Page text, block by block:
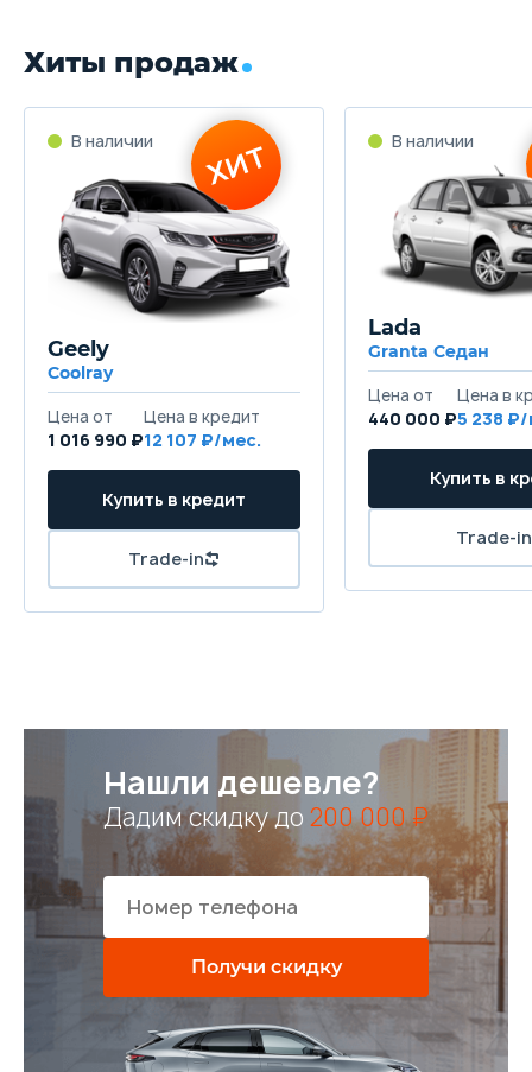
Хиты продаж
Geely
Coolray
1 016 990 ₽12 107
Lada
Granta Седан
440 000 ₽5 238
Нашли дешевле?
Дадим скидку до 200 000 ₽
Получи скидку